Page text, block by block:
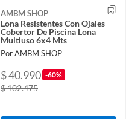
AMBM SHOP
Lona Resistentes Con Ojales
Cobertor De Piscina Lona
Multiuso 6x4 Mts
Por AMBM SHOP
$ 40.990 -60%
$ 102.475